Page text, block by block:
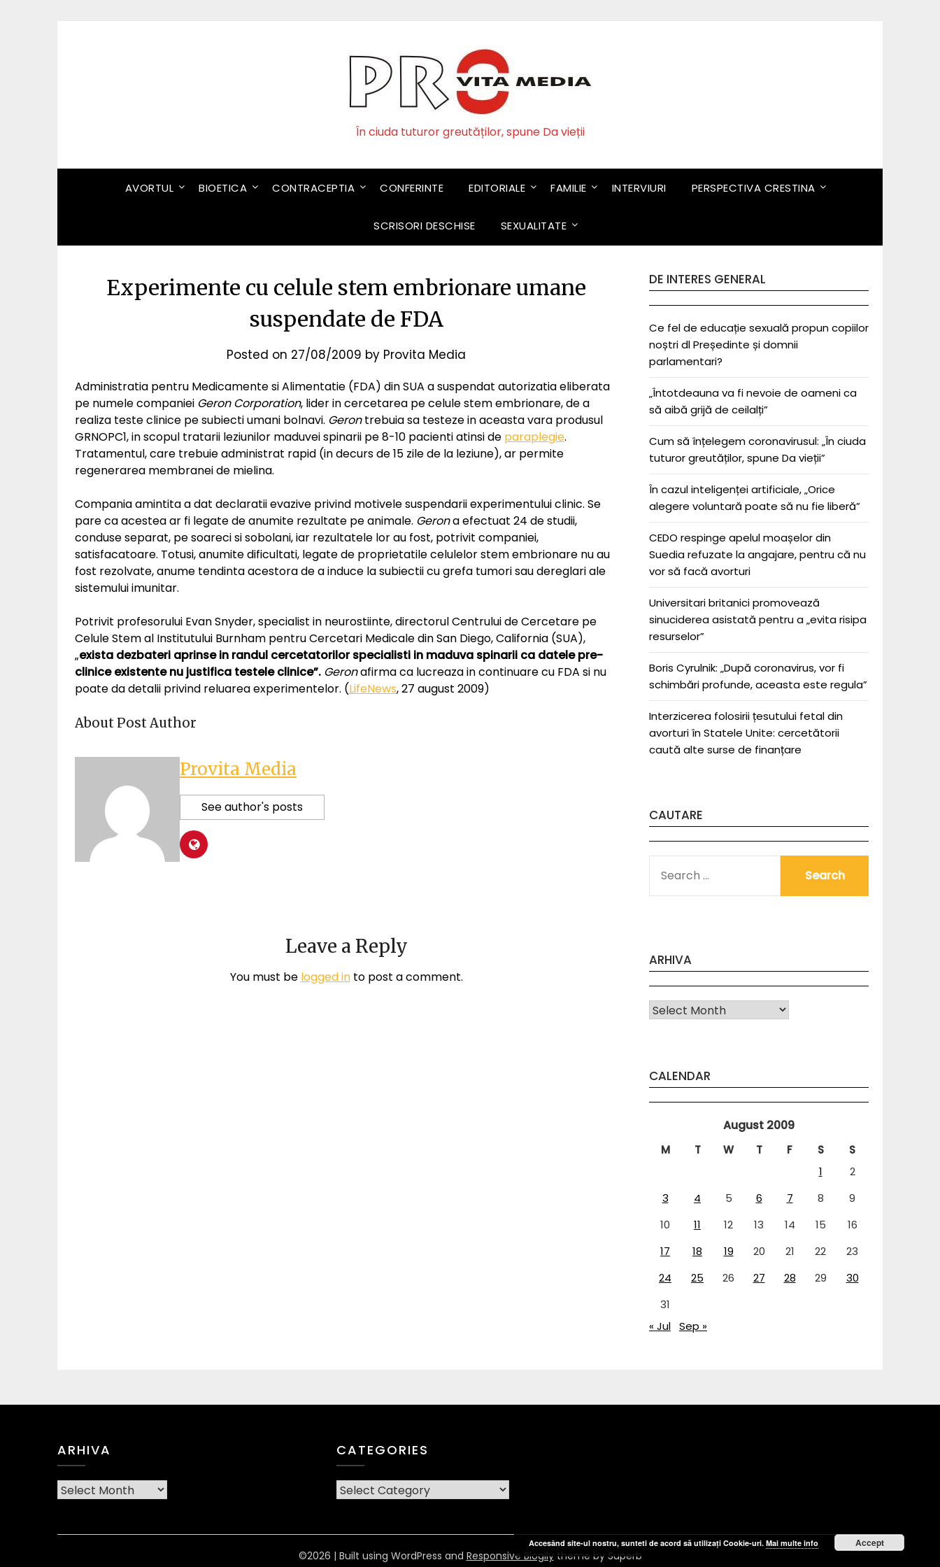
În ciuda tuturor greutăților, spune Da vieții
AVORTUL BIOETICA CONTRACEPTIA CONFERINTE EDITORIALE FAMILIE INTERVIURI PERSPECTIVA CRESTINA
SCRISORI DESCHISE SEXUALITATE
Experimente cu celule stem embrionare umane
suspendate de FDA
Posted on 27/08/2009 by Provita Media
Administratia pentru Medicamente si Alimentatie (FDA) din SUA a suspendat autorizatia eliberata
pe numele companiei Geron Corporation, lider in cercetarea pe celule stem embrionare, de a
realiza teste clinice pe subiecti umani bolnavi. Gerontrebuia sa testeze in aceasta vara produsul
GRNOPC1, in scopul tratarii leziunilor maduvei spinarii pe 8-10 pacienti atinsi de paraplegie.
Tratamentul, care trebuie administrat rapid (in decurs de 15 zile de la leziune), ar permite
regenerarea membranei de mielina.
Compania amintita a dat declaratii evazive privind motivele suspendarii experimentului clinic. Se
pare ca acestea ar fi legate de anumite rezultate pe animale. Gerona efectuat 24 de studii,
conduse separat, pe soareci si sobolani, iar rezultatele lor au fost, potrivit companiei,
satisfacatoare. Totusi, anumite dificultati, legate de proprietatile celulelor stem embrionare nu au
fost rezolvate, anume tendinta acestora de a induce la subiectii cu grefa tumori sau dereglari ale
sistemului imunitar.
Potrivit profesorului Evan Snyder, specialist in neurostiinte, directorul Centrului de Cercetare pe
Celule Stem al Institutului Burnham pentru Cercetari Medicale din San Diego, California (SUA),
„exista dezbateri aprinse in randul cercetatorilor specialisti in maduva spinarii ca datele pre-
clinice existente nu justifica testele clinice”. Geronafirma ca lucreaza in continuare cu FDA si nu
poate da detalii privind reluarea experimentelor. (LifeNews, 27 august 2009)
About Post Author
Provita Media
See author's posts
Leave a Reply
You must be logged into post a comment.
DE INTERES GENERAL
Ce fel de educație sexuală propun copiilor
noștri dl Președinte și domnii
parlamentari?
„Întotdeauna va fi nevoie de oameni ca
să aibă grijă de ceilalți”
Cum să înțelegem coronavirusul: „În ciuda
tuturor greutăților, spune Da vieții”
În cazul inteligenței artificiale, „Orice
alegere voluntară poate să nu fie liberă”
CEDO respinge apelul moașelor din
Suedia refuzate la angajare, pentru că nu
vor să facă avorturi
Universitari britanici promovează
sinuciderea asistată pentru a „evita risipa
resurselor”
Boris Cyrulnik: „După coronavirus, vor fi
schimbări profunde, aceasta este regula”
Interzicerea folosirii țesutului fetal din
avorturi în Statele Unite: cercetătorii
caută alte surse de finanțare
CAUTARE
FOR:
ARHIVA
Arhiva
CALENDAR
August 2009
M T W T F S
S
1
2
3
4 5 6 7 8
9
10
11 12 13 14 15
16
17
18 19 20 21 22
23
24
25 26 27 28 29
30
31
« Jul Sep »
ARHIVA
Arhiva
CATEGORIES
CATEGORIES
©2026 | Built using WordPress and Responsive Blogily theme by Superb
Accesând site-ul nostru, sunteti de acord să utilizați Cookie-uri. Mai multe info Accept